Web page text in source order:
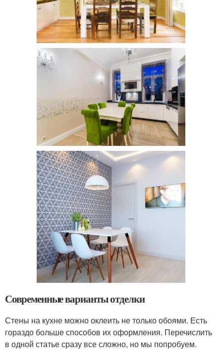
Современные варианты отделки
Стены на кухне можно оклеить не только обоями. Есть
гораздо больше способов их оформления. Перечислить
в одной статье сразу все сложно, но мы попробуем.